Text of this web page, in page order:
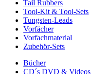
Tail Rubbers
Tool-Kit & Tool-Sets
Tungsten-Leads
Vorfächer
Vorfachmaterial
Zubehör-Sets
Bücher
CD´s DVD & Videos